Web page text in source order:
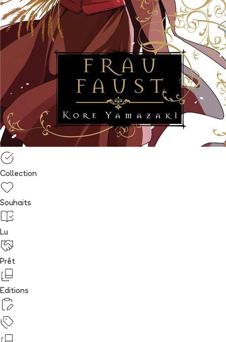
Collection
Souhaits
Lu
Prêt
Editions